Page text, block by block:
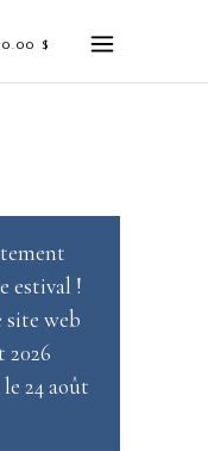
0.00 $
estival !
site web
2026
24 août